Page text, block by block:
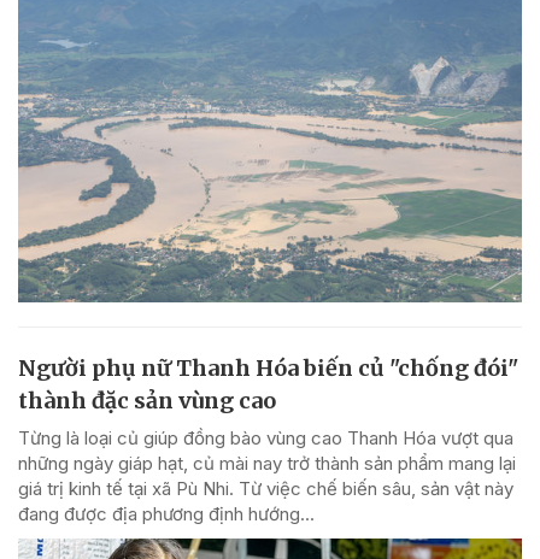
Người phụ nữ Thanh Hóa biến củ "chống đói"
thành đặc sản vùng cao
Từng là loại củ giúp đồng bào vùng cao Thanh Hóa vượt qua
những ngày giáp hạt, củ mài nay trở thành sản phẩm mang lại
giá trị kinh tế tại xã Pù Nhi. Từ việc chế biến sâu, sản vật này
đang được địa phương định hướng...